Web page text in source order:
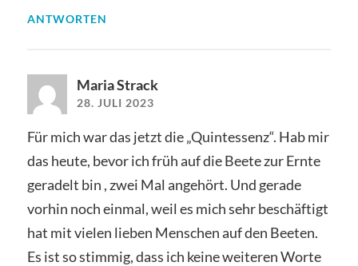
ANTWORTEN
Maria Strack
28. JULI 2023
Für mich war das jetzt die „Quintessenz“. Hab mir
das heute, bevor ich früh auf die Beete zur Ernte
geradelt bin , zwei Mal angehört. Und gerade
vorhin noch einmal, weil es mich sehr beschäftigt
hat mit vielen lieben Menschen auf den Beeten.
Es ist so stimmig, dass ich keine weiteren Worte